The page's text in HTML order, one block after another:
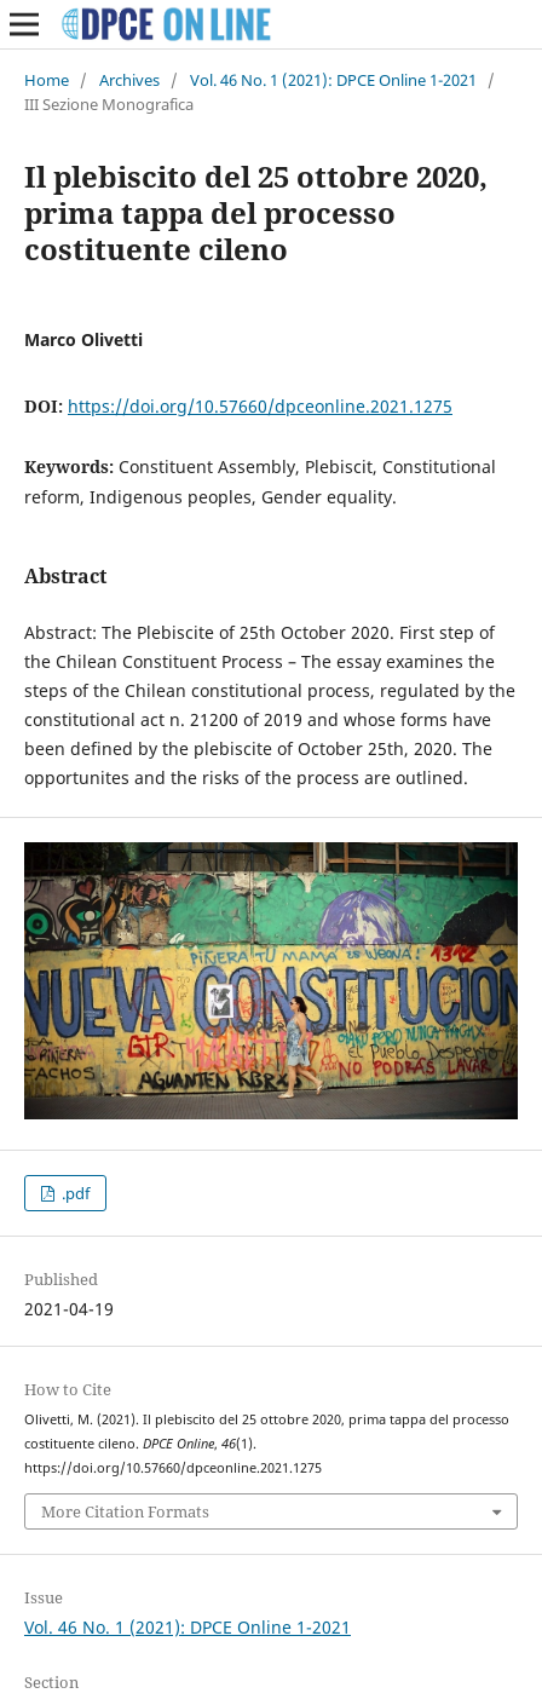
Home / Archives / Vol. 46 No. 1 (2021): DPCE Online 1-2021
/
III Sezione Monografica
Il plebiscito del 25 ottobre 2020,
prima tappa del processo
costituente cileno
Marco Olivetti
DOI: https://doi.org/10.57660/dpceonline.2021.1275
Keywords: Constituent Assembly, Plebiscit, Constitutional
reform, Indigenous peoples, Gender equality.
Abstract
Abstract: The Plebiscite of 25th October 2020. First step of
the Chilean Constituent Process – The essay examines the
steps of the Chilean constitutional process, regulated by the
constitutional act n. 21200 of 2019 and whose forms have
been defined by the plebiscite of October 25th, 2020. The
opportunites and the risks of the process are outlined.
.pdf
Published
2021-04-19
How to Cite
Olivetti, M. (2021). Il plebiscito del 25 ottobre 2020, prima tappa del processo
costituente cileno. DPCE Online, 46(1).
https://doi.org/10.57660/dpceonline.2021.1275
More Citation Formats
Issue
Vol. 46 No. 1 (2021): DPCE Online 1-2021
Section